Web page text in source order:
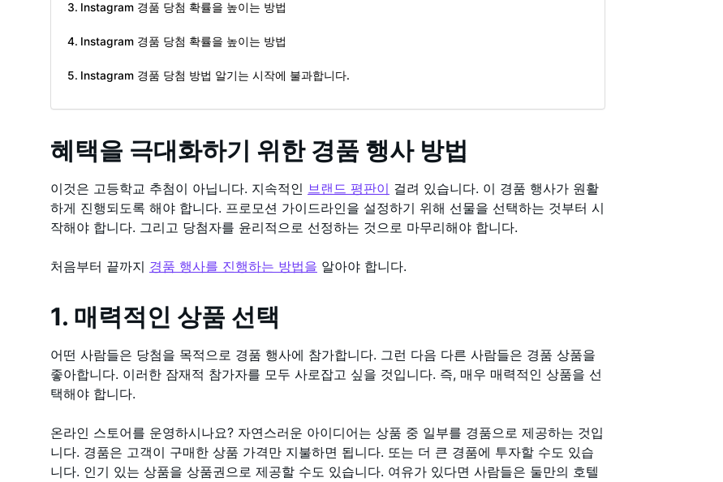
Instagram 경품 당첨 확률을 높이는 방법
Instagram 경품 당첨 확률을 높이는 방법
Instagram 경품 당첨 방법 알기는 시작에 불과합니다.
혜택을 극대화하기 위한 경품 행사 방법
이것은 고등학교 추첨이 아닙니다. 지속적인 브랜드 평판이 걸려 있습니다. 이 경품 행사가 원활
하게 진행되도록 해야 합니다. 프로모션 가이드라인을 설정하기 위해 선물을 선택하는 것부터 시
작해야 합니다. 그리고 당첨자를 윤리적으로 선정하는 것으로 마무리해야 합니다.
처음부터 끝까지 경품 행사를 진행하는 방법을 알아야 합니다.
1. 매력적인 상품 선택
어떤 사람들은 당첨을 목적으로 경품 행사에 참가합니다. 그런 다음 다른 사람들은 경품 상품을
좋아합니다. 이러한 잠재적 참가자를 모두 사로잡고 싶을 것입니다. 즉, 매우 매력적인 상품을 선
택해야 합니다.
온라인 스토어를 운영하시나요? 자연스러운 아이디어는 상품 중 일부를 경품으로 제공하는 것입
니다. 경품은 고객이 구매한 상품 가격만 지불하면 됩니다. 또는 더 큰 경품에 투자할 수도 있습
니다. 인기 있는 상품을 상품권으로 제공할 수도 있습니다. 여유가 있다면 사람들은 둘만의 호텔